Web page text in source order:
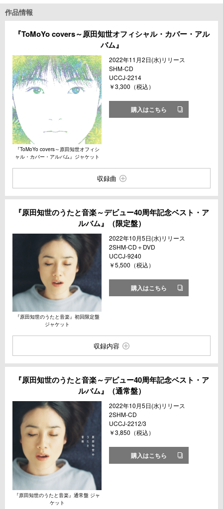
作品情報
『ToMoYo covers～原田知世オフィシャル・カバー・アル
バム』
『ToMoYo covers～原田知世オフィシ
ャル・カバー・アルバム』ジャケット
2022年11月2日(水)リリース
SHM-CD
UCCJ-2214
￥3,300（税込）
購入はこちら
収録曲
『原田知世のうたと音楽～デビュー40周年記念ベスト・ア
ルバム』（限定盤）
『原田知世のうたと音楽』初回限定盤
ジャケット
2022年10月5日(水)リリース
2SHM-CD＋DVD
UCCJ-9240
￥5,500（税込）
購入はこちら
収録内容
『原田知世のうたと音楽～デビュー40周年記念ベスト・ア
ルバム』（通常盤）
『原田知世のうたと音楽』通常盤 ジャ
ケット
2022年10月5日(水)リリース
2SHM-CD
UCCJ-2212/3
￥3,850（税込）
購入はこちら